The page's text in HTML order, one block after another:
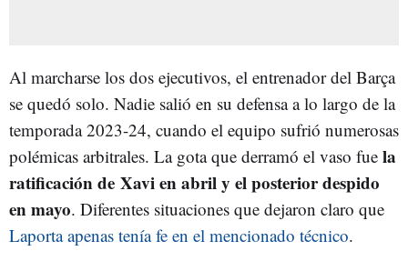
Al marcharse los dos ejecutivos, el entrenador del Barça
se quedó solo. Nadie salió en su defensa a lo largo de la
temporada 2023-24, cuando el equipo sufrió numerosas
polémicas arbitrales. La gota que derramó el vaso fue la
ratificación de Xavi en abril y el posterior despido
en mayo. Diferentes situaciones que dejaron claro que
Laporta apenas tenía fe en el mencionado técnico.